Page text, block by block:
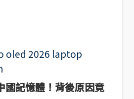
國記憶體！背後原因竟